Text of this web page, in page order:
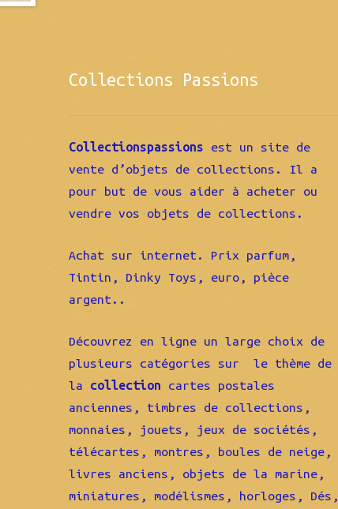
Collections Passions
Collectionspassions est un site de
vente d’objets de collections. Il a
pour but de vous aider à acheter ou
vendre vos objets de collections.
Achat sur internet. Prix parfum,
Tintin, Dinky Toys, euro, pièce
argent..
Découvrez en ligne un large choix de
plusieurs catégories sur le thème de
la collection cartes postales
anciennes, timbres de collections,
monnaies, jouets, jeux de sociétés,
télécartes, montres, boules de neige,
livres anciens, objets de la marine,
miniatures, modélismes, horloges, Dés,